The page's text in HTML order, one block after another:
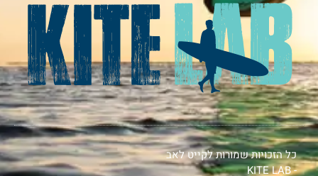
כל הזכויות שמורות לקייט לאב
- KITE LAB